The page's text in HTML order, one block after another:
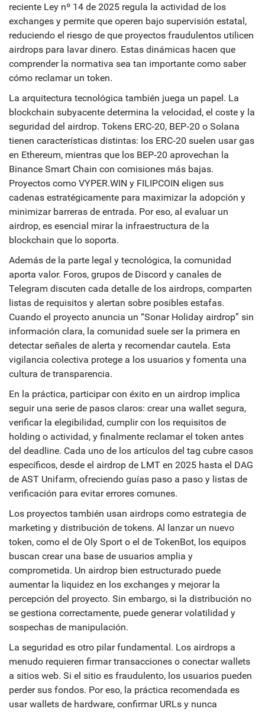
reciente Ley nº 14 de 2025 regula la actividad de los
exchanges y permite que operen bajo supervisión estatal,
reduciendo el riesgo de que proyectos fraudulentos utilicen
airdrops para lavar dinero. Estas dinámicas hacen que
comprender la normativa sea tan importante como saber
cómo reclamar un token.
La arquitectura tecnológica también juega un papel. La
blockchain subyacente determina la velocidad, el coste y la
seguridad del airdrop. Tokens ERC‑20, BEP‑20 o Solana
tienen características distintas: los ERC‑20 suelen usar gas
en Ethereum, mientras que los BEP‑20 aprovechan la
Binance Smart Chain con comisiones más bajas.
Proyectos como VYPER.WIN y FILIPCOIN eligen sus
cadenas estratégicamente para maximizar la adopción y
minimizar barreras de entrada. Por eso, al evaluar un
airdrop, es esencial mirar la infraestructura de la
blockchain que lo soporta.
Además de la parte legal y tecnológica, la comunidad
aporta valor. Foros, grupos de Discord y canales de
Telegram discuten cada detalle de los airdrops, comparten
listas de requisitos y alertan sobre posibles estafas.
Cuando el proyecto anuncia un “Sonar Holiday airdrop” sin
información clara, la comunidad suele ser la primera en
detectar señales de alerta y recomendar cautela. Esta
vigilancia colectiva protege a los usuarios y fomenta una
cultura de transparencia.
En la práctica, participar con éxito en un airdrop implica
seguir una serie de pasos claros: crear una wallet segura,
verificar la elegibilidad, cumplir con los requisitos de
holding o actividad, y finalmente reclamar el token antes
del deadline. Cada uno de los artículos del tag cubre casos
específicos, desde el airdrop de LMT en 2025 hasta el DAG
de AST Unifarm, ofreciendo guías paso a paso y listas de
verificación para evitar errores comunes.
Los proyectos también usan airdrops como estrategia de
marketing y distribución de tokens. Al lanzar un nuevo
token, como el de Oly Sport o el de TokenBot, los equipos
buscan crear una base de usuarios amplia y
comprometida. Un airdrop bien estructurado puede
aumentar la liquidez en los exchanges y mejorar la
percepción del proyecto. Sin embargo, si la distribución no
se gestiona correctamente, puede generar volatilidad y
sospechas de manipulación.
La seguridad es otro pilar fundamental. Los airdrops a
menudo requieren firmar transacciones o conectar wallets
a sitios web. Si el sitio es fraudulento, los usuarios pueden
perder sus fondos. Por eso, la práctica recomendada es
usar wallets de hardware, confirmar URLs y nunca